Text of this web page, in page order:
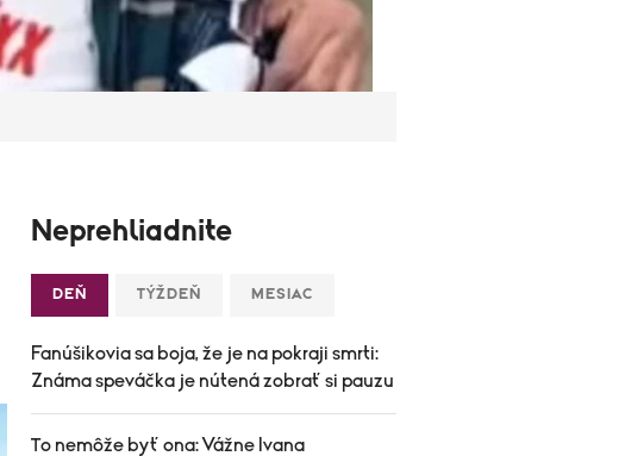
Neprehliadnite
DEŇ TÝŽDEŇ MESIAC
Fanúšikovia sa boja, že je na pokraji smrti:
Známa speváčka je nútená zobrať si pauzu
To nemôže byť ona: Vážne Ivana